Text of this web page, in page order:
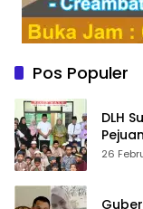
Pos Populer
DLH
26
Gubernur